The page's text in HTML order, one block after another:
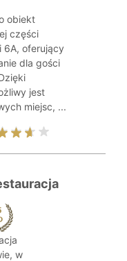
obiekt
części
6A, oferujący
dla gości
jest
miejsc, ...
w